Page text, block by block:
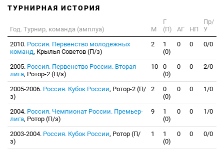
ТУРНИРНАЯ ИСТОРИЯ
Год. Турнир, команда (амплуа) М
Г
(П)
АГ НП
Пр/
У
2010. Россия. Первенство молодежных
команд, Крылья Советов (П/з)
2
1
(0)
0 0 0/0
2005. Россия. Первенство России. Вторая
лига, Ротор-2 (П/з)
10
0
(0)
0 0 2/0
2005-2006. Россия. Кубок России, Ротор-2 (П/
з)
2
0
(0)
0 0 1/0
2004. Россия. Чемпионат России. Премьер-
лига, Ротор (П/з)
9
1
(0)
0 0 1/0
2003-2004. Россия. Кубок России, Ротор (П/
з)
1
1
(0)
0 0 0/0